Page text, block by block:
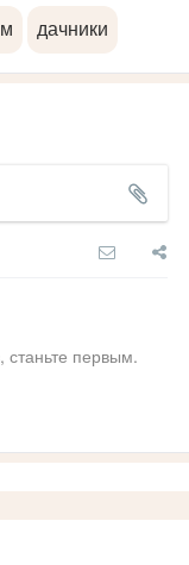
дачники
станьте первым.